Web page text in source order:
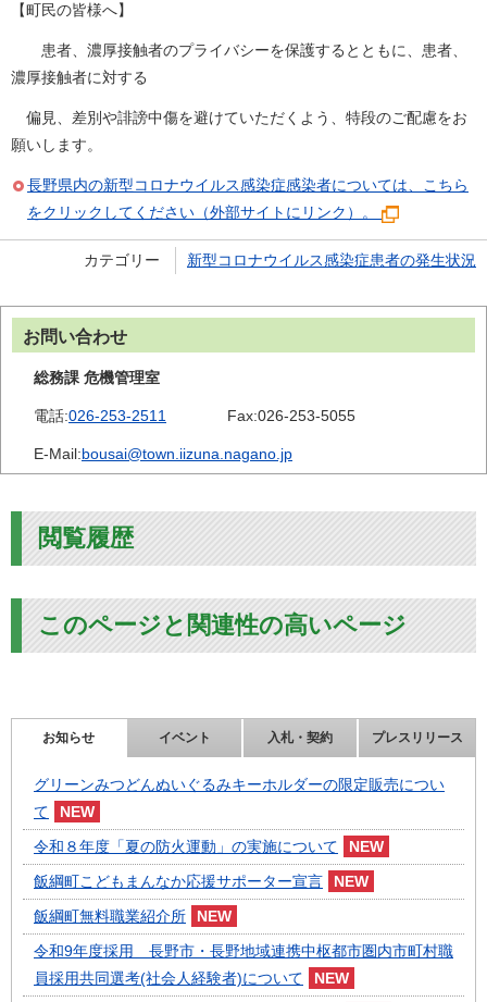
【町民の皆様へ】
患者、濃厚接触者のプライバシーを保護するとともに、患者、
濃厚接触者に対する
偏見、差別や誹謗中傷を避けていただくよう、特段のご配慮をお
願いします。
長野県内の新型コロナウイルス感染症感染者については、こちら
をクリックしてください（外部サイトにリンク）。
カテゴリー 新型コロナウイルス感染症患者の発生状況
お問い合わせ
総務課 危機管理室
電話:026-253-2511 Fax:026-253-5055
E-Mail:bousai@town.iizuna.nagano.jp
閲覧履歴
このページと関連性の高いページ
お知らせ イベント 入札・契約 プレスリリース
グリーンみつどんぬいぐるみキーホルダーの限定販売につい
て
令和８年度「夏の防火運動」の実施について
飯綱町こどもまんなか応援サポーター宣言
飯綱町無料職業紹介所
令和9年度採用 長野市・長野地域連携中枢都市圏内市町村職
員採用共同選考(社会人経験者)について